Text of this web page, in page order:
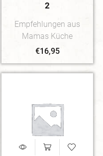
2
Empfehlungen aus
Mamas Küche
€16,95